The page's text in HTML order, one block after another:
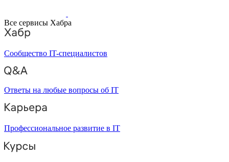
Все сервисы Хабра
Сообщество IT-специалистов
Ответы на любые вопросы об IT
Профессиональное развитие в IT